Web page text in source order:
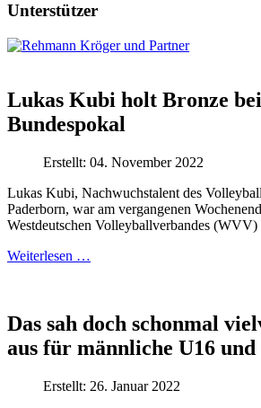
Unterstützer
Lukas Kubi holt Bronze
Bundespokal
Erstellt: 04. November 2022
Lukas Kubi, Nachwuchstalent des
Paderborn, war am vergangenen
Westdeutschen Volleyballverbandes (WVV)
Weiterlesen …
Das sah doch schonmal
aus für männliche U16 und
Erstellt: 26. Januar 2022